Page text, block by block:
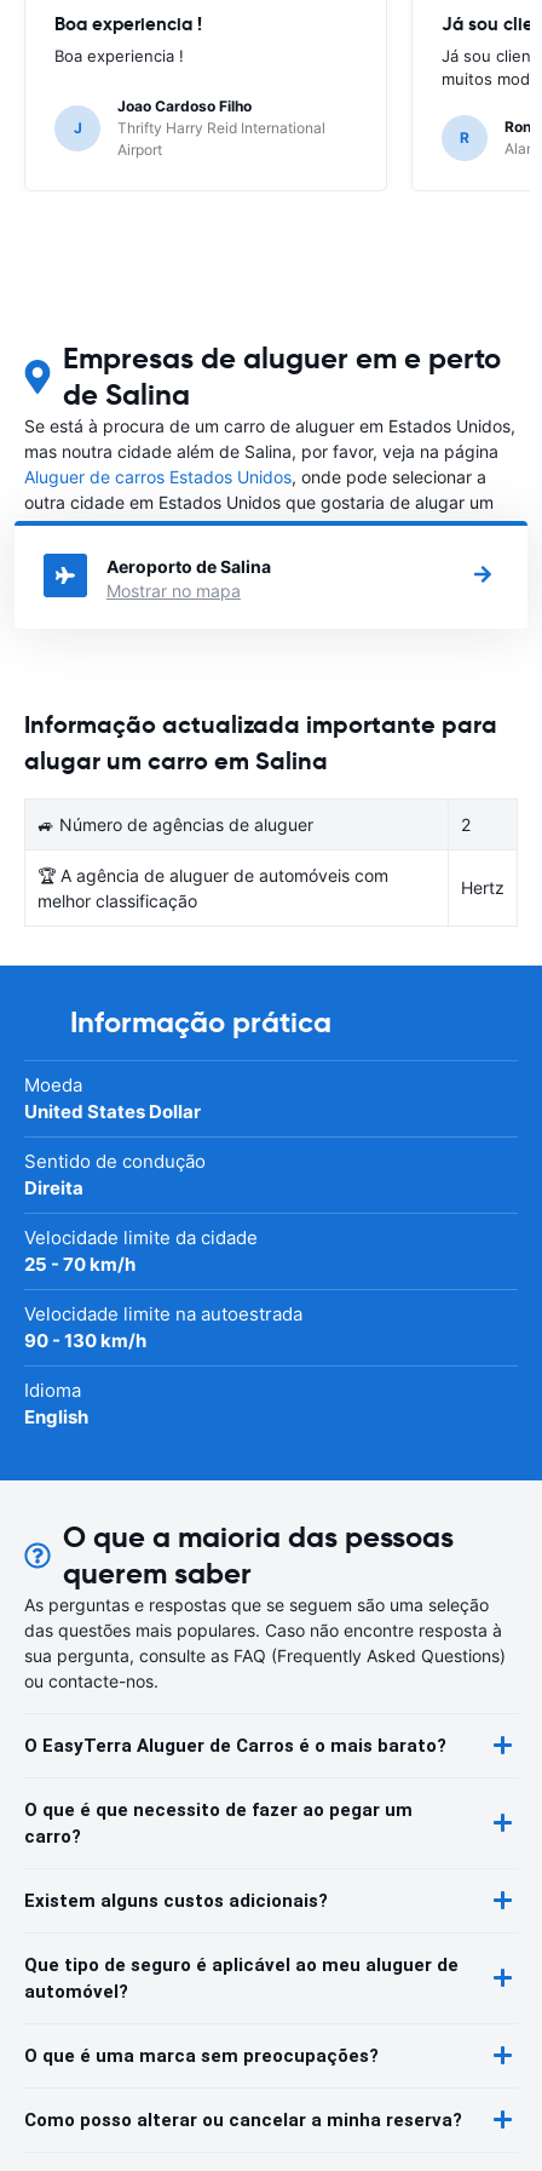
Boa experiencia !
Boa experiencia !
J
Joao Cardoso Filho
Thrifty Harry Reid International
Airport
Já sou
Já sou
muitos
R
Empresas de aluguer em e perto
de Salina
Se está à procura de um carro de aluguer em Estados Unidos,
mas noutra cidade além de Salina, por favor, veja na página
Aluguer de carros Estados Unidos, onde pode selecionar a
outra cidade em Estados Unidos que gostaria de alugar um
carro
Aeroporto de Salina
Mostrar no mapa
Informação actualizada importante para
alugar um carro em Salina
🚙 Número de agências de aluguer 2
🏆 A agência de aluguer de automóveis com
melhor classificação
Hertz
Informação prática
Moeda
United States Dollar
Sentido de condução
Direita
Velocidade limite da cidade
25 - 70 km/h
Velocidade limite na autoestrada
90 - 130 km/h
Idioma
English
O que a maioria das pessoas
querem saber
As perguntas e respostas que se seguem são uma seleção
das questões mais populares. Caso não encontre resposta à
sua pergunta, consulte as FAQ (Frequently Asked Questions)
ou contacte-nos.
O EasyTerra Aluguer de Carros é o mais barato?
O que é que necessito de fazer ao pegar um
carro?
Existem alguns custos adicionais?
Que tipo de seguro é aplicável ao meu aluguer de
automóvel?
O que é uma marca sem preocupações?
Como posso alterar ou cancelar a minha reserva?